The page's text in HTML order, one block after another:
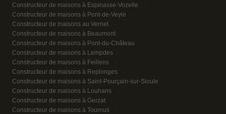
Constructeur de maisons à Espinasse-Vozelle
Constructeur de maisons à Pont-de-Veyle
Constructeur de maisons au Vernet
Constructeur de maisons à Beaumont
Constructeur de maisons à Pont-du-Château
Constructeur de maisons à Lempdes
Constructeur de maisons à Feillens
Constructeur de maisons à Replonges
Constructeur de maisons à Saint-Pourçain-sur-Sioule
Constructeur de maisons à Louhans
Constructeur de maisons à Gerzat
Constructeur de maisons à Tournus